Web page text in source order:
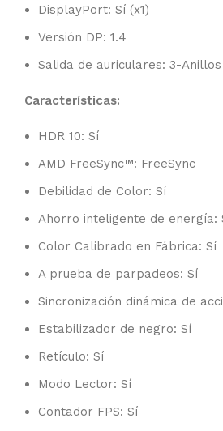
DisplayPort: Sí (x1)
Versión DP: 1.4
Salida de auriculares: 3-Anillos
Características:
HDR 10: Sí
AMD FreeSync™: FreeSync
Debilidad de Color: Sí
Ahorro inteligente de energía:
Color Calibrado en Fábrica: Sí
A prueba de parpadeos: Sí
Sincronización dinámica de
Estabilizador de negro: Sí
Retículo: Sí
Modo Lector: Sí
Contador FPS: Sí